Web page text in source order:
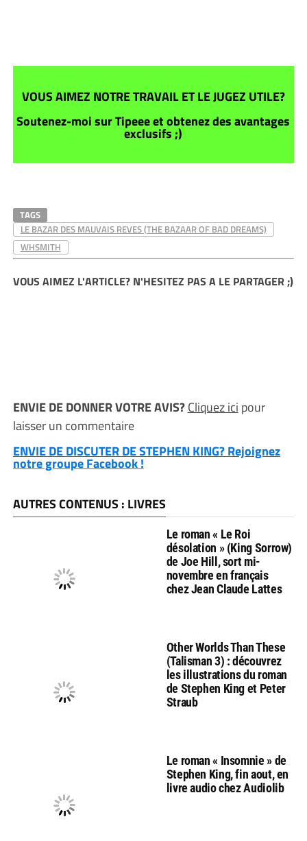
VOUS AIMEZ NOTRE TRAVAIL ET LE JUGEZ UTILE?
Soutenez-moi sur Tipeee et obtenez des avantages
exclusifs ;)
TAGS
LE BAZAR DES MAUVAIS REVES (THE BAZAAR OF BAD DREAMS)
WHSMITH
VOUS AIMEZ L'ARTICLE? N'HESITEZ PAS A LE PARTAGER ;)
ENVIE DE DONNER VOTRE AVIS?Cliquez ici pour
laisser un commentaire
ENVIE DE DISCUTER DE STEPHEN KING? Rejoignez
notre groupe Facebook !
AUTRES CONTENUS : LIVRES
Le roman « Le Roi
désolation » (King Sorrow)
de Joe Hill, sort mi-
novembre en français
chez Jean Claude Lattes
Other Worlds Than These
(Talisman 3) : découvrez
les illustrations du roman
de Stephen King et Peter
Straub
Le roman « Insomnie » de
Stephen King, fin aout, en
livre audio chez Audiolib